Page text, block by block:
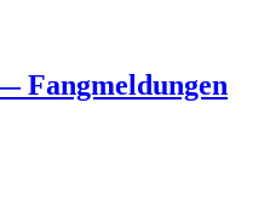
Fangmeldungen